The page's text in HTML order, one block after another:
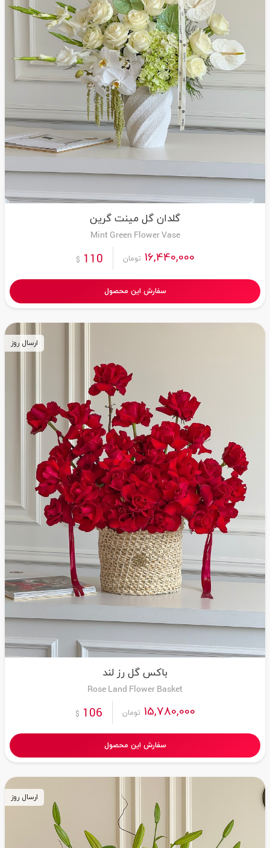
گلدان گل مینت گرین
Mint Green Flower Vase
16,440,000 تومان 110
$
سفارش این محصول
باکس گل رز لند
Rose Land Flower Basket
15,780,000 تومان 106
$
سفارش این محصول
ارسال روز
ارسال روز